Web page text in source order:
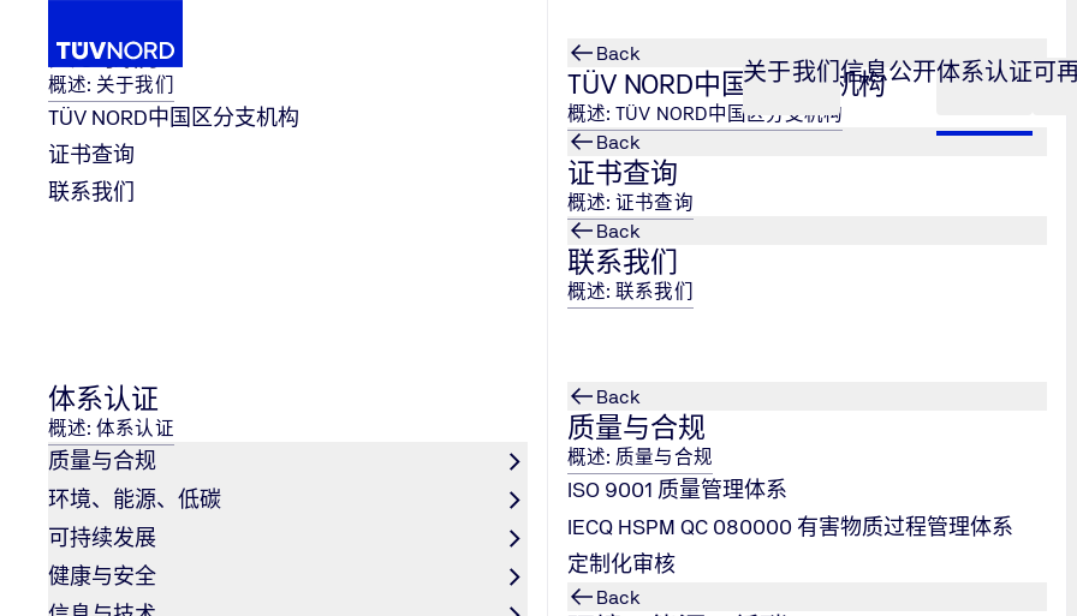
关于我们信息公开体系认证可
关于我们
概述: 关于我们
TÜV NORD中国区分支机构
证书查询
联系我们
Back
TÜV NORD中国区分支机构
概述: TÜV NORD中国区分支机构
Back
证书查询
概述: 证书查询
Back
联系我们
概述: 联系我们
体系认证
概述: 体系认证
质量与合规
环境、能源、低碳
可持续发展
健康与安全
Back
质量与合规
概述: 质量与合规
ISO 9001 质量管理体系
IECQ HSPM QC 080000 有害物质过程管理体系
定制化审核
Back
Home
体系认证
有效的质量管理体系对于将公司内部的复杂要求捆绑在一起并取得业务成功至关重要。今天比以往任何时候都更需要灵
活、快速地应对各种变化以及客户和市场的需求。
超过 100 万家各种类型和规模的公司都依赖 ISO 9001 进行质量保证。这是有充分理由的。该标准有助于优化您的流
程，同时确保客户满意度，并在竞争激烈的市场中取得成功。
您可以通过 ISO 9001 认证为高效的质量管理奠定真正的基础。TÜV NORD的所有专业知识和经验都将在您身边。